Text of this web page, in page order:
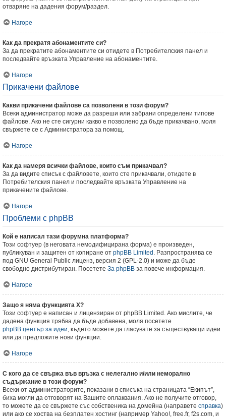
отваряне на дадения форум/раздел.
Нагоре
Как да прекратя абонаментите си?
За да прекратите абонаментите си отидете в Потребителския панел и
последвайте връзката Управление на абонаментите.
Нагоре
Прикачени файлове
Какви прикачени файлове са позволени в този форум?
Всеки администратор може да разреши или забрани определени типове
файлове. Ако не сте сигурни какво е позволено да бъде прикачвано, моля
свържете се с Администратора за помощ.
Нагоре
Как да намеря всички файлове, които съм прикачвал?
За да видите списък с файловете, които сте прикачвали, отидете в
Потребителския панел и последвайте връзката Управление на
прикачените файлове.
Нагоре
Проблеми с phpBB
Кой е написал тази форумна платформа?
Този софтуер (в неговата немодифицирана форма) е произведен,
публикуван и защитен от копиране от phpBB Limited . Разпространява се
под GNU General Public лиценз, версия 2 (GPL-2.0) и може да бъде
свободно дистрибутиран. Посетете За phpBB за повече информация.
Нагоре
Защо я няма функцията X?
Този софтуер е написан и лицензиран от phpBB Limited. Ако мислите, че
дадена функция трябва да бъде добавена, моля посетете
phpBB център за идеи, където можете да гласувате за съществуващи идеи
или да предложите нови функции.
Нагоре
С кого да се свържа във връзка с нелегално и/или неморално
съдържание в този форум?
Всеки от администраторите, показани в списъка на страницата “Екипът”,
биха могли да отговорят на Вашите оплаквания. Ако не получите отговор,
то можете да се свържете със собственика на домейна (направете справка)
или ако се хоства на безплатен хостинг (например Yahoo!, free.fr, f2s.com, и